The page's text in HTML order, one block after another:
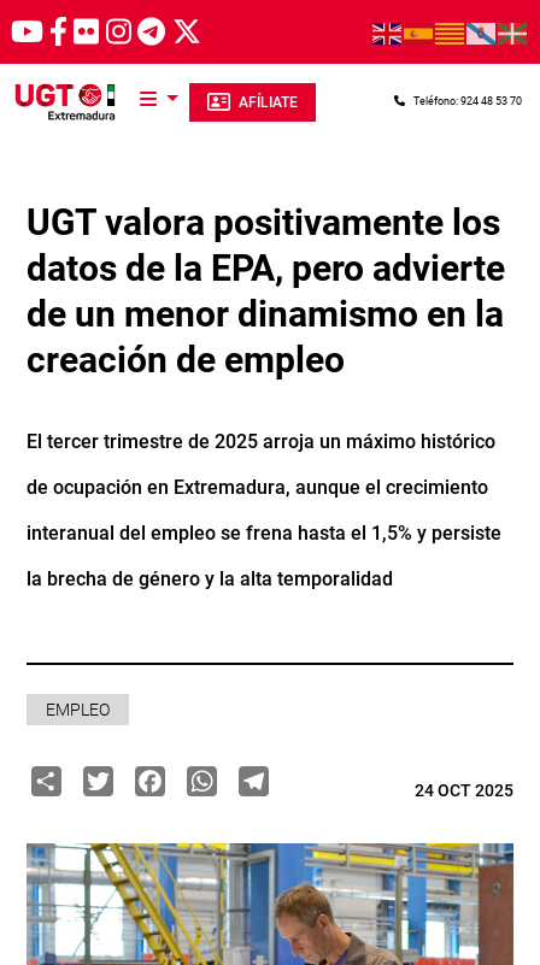
Pasar al contenido principal
AFÍLIATE Teléfono: 924 48 53 70
UGT valora positivamente los
datos de la EPA, pero advierte
de un menor dinamismo en la
creación de empleo
El tercer trimestre de 2025 arroja un máximo histórico
de ocupación en Extremadura, aunque el crecimiento
interanual del empleo se frena hasta el 1,5% y persiste
la brecha de género y la alta temporalidad
EMPLEO
ShareTwitterFacebook
WhatsApp
Telegram24 OCT 2025